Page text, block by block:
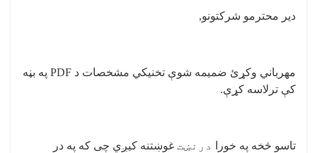
دیر محترمو شرکتونو,
مهرباني وکړئ ضمیمه شوې تخنيکي مشخصات د PDF په بڼه
کې ترلاسه کړې.
تاسو څخه په خورا درنښت غوښتنه کیږي چی که په در